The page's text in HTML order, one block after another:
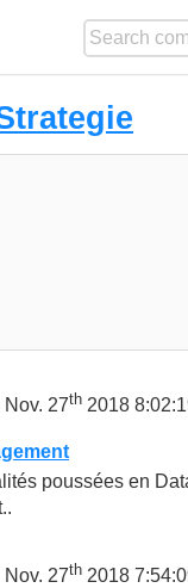
Nov. 27th 2018
poussées en
Nov. 27th 2018